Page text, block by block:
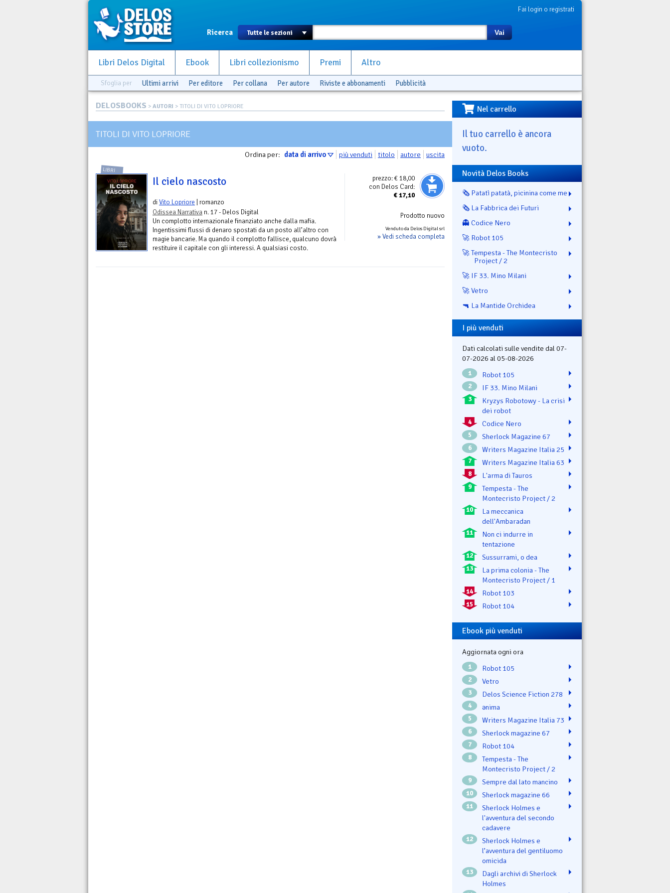
Fai login o registrati
Ricerca Vai
Libri Delos Digital Ebook Libri collezionismo Premi Altro
Sfoglia per Ultimi arrivi Per editore Per collana Per autore Riviste e abbonamenti Pubblicità
DELOSBOOKS > AUTORI > TITOLI DI VITO LOPRIORE
TITOLI DI VITO LOPRIORE
Ordina per: data di arrivo più venduti titolo autore uscita
prezzo:€ 18,00
con Delos Card:
€17,10
Prodotto nuovo
Venduto da Delos Digital srl
» Vedi scheda completa
LIBRI
Il cielo nascosto
diVito Lopriore | romanzo
Odissea Narrativa n. 17 - Delos Digital
Un complotto internazionale finanziato anche dalla mafia.
Ingentissimi flussi di denaro spostati da un posto all’altro con
magie bancarie. Ma quando il complotto fallisce, qualcuno dovrà
restituire il capitale con gli interessi. A qualsiasi costo.
Nel carrello
Il tuo carrello è ancora
vuoto.
Novità Delos Books
🗞️ Patatì patatà, picinina come me
🗞️ La Fabbrica dei Futuri
👻 Codice Nero
🚀 Robot 105
🚀 Tempesta - The Montecristo
Project / 2
🚀 IF 33. Mino Milani
🚀 Vetro
🔫 La Mantide Orchidea
I più venduti
Dati calcolati sulle vendite dal 07-
07-2026 al 05-08-2026
1 Robot 105
2 IF 33. Mino Milani
3
Kryzys Robotowy - La crisi
dei robot
4 Codice Nero
5 Sherlock Magazine 67
6 Writers Magazine Italia 25
7 Writers Magazine Italia 63
8 L'arma di Tauros
9
Tempesta - The
Montecristo Project / 2
10
La meccanica
dell'Ambaradan
11
Non ci indurre in
tentazione
12 Sussurrami, o dea
13
La prima colonia - The
Montecristo Project / 1
14 Robot 103
15 Robot 104
Ebook più venduti
Aggiornata ogni ora
1 Robot 105
2 Vetro
3 Delos Science Fiction 278
4 ənima
5 Writers Magazine Italia 73
6 Sherlock magazine 67
7 Robot 104
8
Tempesta - The
Montecristo Project / 2
9 Sempre dal lato mancino
10 Sherlock magazine 66
11
Sherlock Holmes e
l'avventura del secondo
cadavere
12
Sherlock Holmes e
l’avventura del gentiluomo
omicida
13
Dagli archivi di Sherlock
Holmes